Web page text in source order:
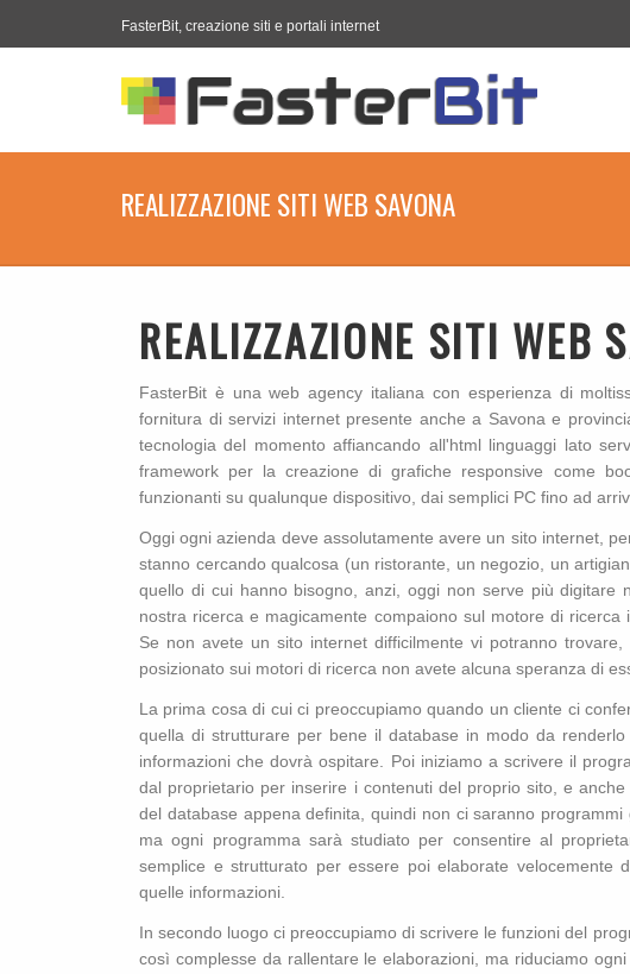
FasterBit, creazione siti e portali internet
REALIZZAZIONE SITI WEB SAVONA
REALIZZAZIONE SITI WEB
FasterBit è una web agency italiana con esperienza di
fornitura di servizi internet presente anche a Savona e
tecnologia del momento affiancando all'html linguaggi lato
framework per la creazione di grafiche responsive come
funzionanti su qualunque dispositivo, dai semplici PC fino ad
Oggi ogni azienda deve assolutamente avere un sito internet,
stanno cercando qualcosa (un ristorante, un negozio, un
quello di cui hanno bisogno, anzi, oggi non serve più digitare
nostra ricerca e magicamente compaiono sul motore di
Se non avete un sito internet difficilmente vi potranno
posizionato sui motori di ricerca non avete alcuna speranza di
La prima cosa di cui ci preoccupiamo quando un cliente ci
quella di strutturare per bene il database in modo da
informazioni che dovrà ospitare. Poi iniziamo a scrivere il
dal proprietario per inserire i contenuti del proprio sito, e
del database appena definita, quindi non ci saranno
ma ogni programma sarà studiato per consentire al
semplice e strutturato per essere poi elaborate velocemente
quelle informazioni.
In secondo luogo ci preoccupiamo di scrivere le funzioni del
così complesse da rallentare le elaborazioni, ma riduciamo